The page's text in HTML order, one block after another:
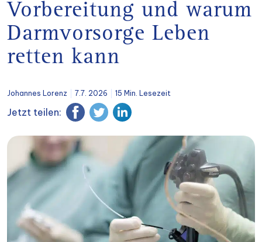
Vorbereitung und warum
Darmvorsorge Leben
retten kann
Johannes Lorenz 7.7. 2026 15 Min. Lesezeit
Jetzt teilen: